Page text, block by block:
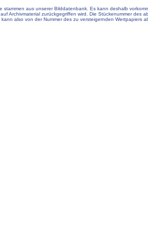
stammen aus unserer Bilddatenbank. Es kann deshalb
Archivmaterial zurückgegriffen wird. Die Stückenummer des
kann also von der Nummer des zu versteigernden Wertpapiers